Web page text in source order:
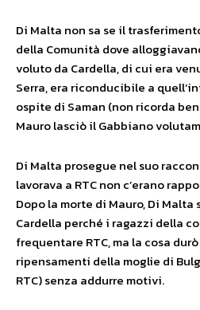
Di Malta non sa se il
della Comunità dove
voluto da Cardella, di cui era
Serra, era riconducibile a
ospite di Saman (non ricorda
Mauro lasciò il Gabbiano
Di Malta prosegue nel suo
lavorava a RTC non c’erano
Dopo la morte di Mauro, Di
Cardella perché i ragazzi della
frequentare RTC, ma la cosa
ripensamenti della moglie di
RTC) senza addurre motivi.